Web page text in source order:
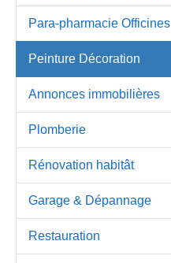
Para-pharmacie Officines
Peinture Décoration
Annonces immobilières
Plomberie
Rénovation habitât
Garage & Dépannage
Restauration